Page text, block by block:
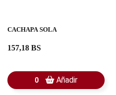
CACHAPA SOLA
157,18 BS
0 Añadir